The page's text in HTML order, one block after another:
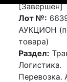
[Завершен]
Лот №:
АУКЦИОН
товара)
Раздел:
Логистика.
Перевозка.